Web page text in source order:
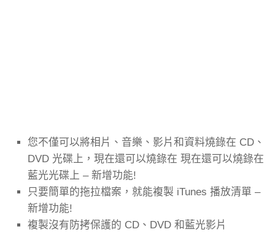
您不僅可以將相片、音樂、影片和資料燒錄在 CD、
DVD 光碟上，現在還可以燒錄在 現在還可以燒錄在
藍光光碟上 – 新增功能!
只要簡單的拖拉檔案，就能複製 iTunes 播放清單 –
新增功能!
複製沒有防拷保護的 CD、DVD 和藍光影片